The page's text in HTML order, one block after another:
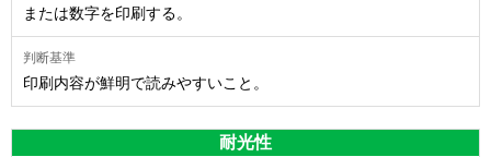
または数字を印刷する。
印刷内容が鮮明で読みやすいこと。
耐光性